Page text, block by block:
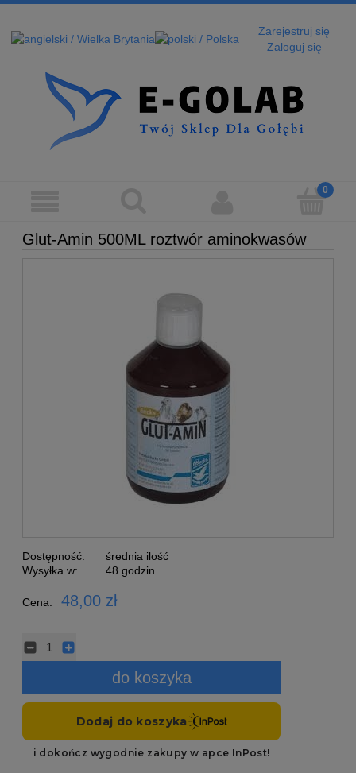
Zarejestruj się
Zaloguj się
Glut-Amin 500ML roztwór aminokwasów
Dostępność:
średnia ilość
Wysyłka w:
48 godzin
Cena: 48,00 zł
do koszyka